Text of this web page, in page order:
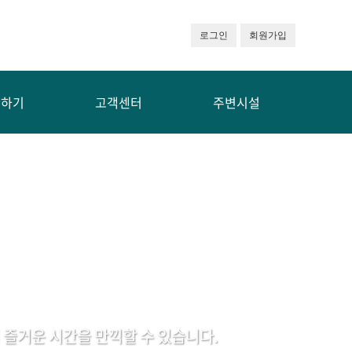
로그인 회원가입
기 고객센터 주변시설
거운 시간을 만끽할 수 있습니다.